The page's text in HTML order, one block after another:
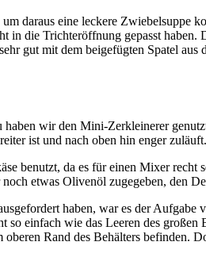
daraus eine leckere Zwiebelsuppe
in die Trichteröffnung gepasst
gut mit dem beigefügten Spatel aus
wir den Mini-Zerkleinerer
ist und nach oben hin enger
benutzt, da es für einen Mixer
etwas Olivenöl zugegeben, den
haben, war es der
einfach wie das Leeren des
Rand des Behälters befinden.